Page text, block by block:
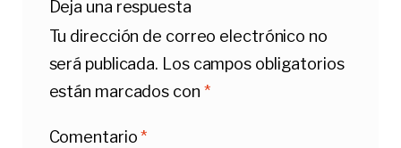
Deja una respuesta
Tu dirección de correo electrónico no
será publicada. Los campos obligatorios
están marcados con *
Comentario*